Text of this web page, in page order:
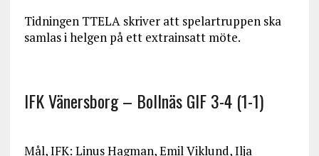
Tidningen TTELA skriver att spelartruppen ska
samlas i helgen på ett extrainsatt möte.
IFK Vänersborg – Bollnäs GIF 3-4 (1-1)
Mål, IFK: Linus Hagman, Emil Viklund, Ilja